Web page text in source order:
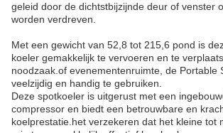
geleid door de dichtstbijzijnde deur of venster
worden verdreven.
Met een gewicht van 52,8 tot 215,6 pond is
koeler gemakkelijk te vervoeren en te
noodzaak.of evenementenruimte, de Portable
veelzijdig en handig te gebruiken.
Deze spotkoeler is uitgerust met een
compressor en biedt een betrouwbare en
koelprestatie.het verzekeren dat het kleine tot